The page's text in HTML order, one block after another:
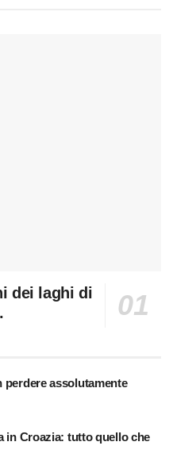
dei laghi di
perdere assolutamente
in Croazia: tutto quello che